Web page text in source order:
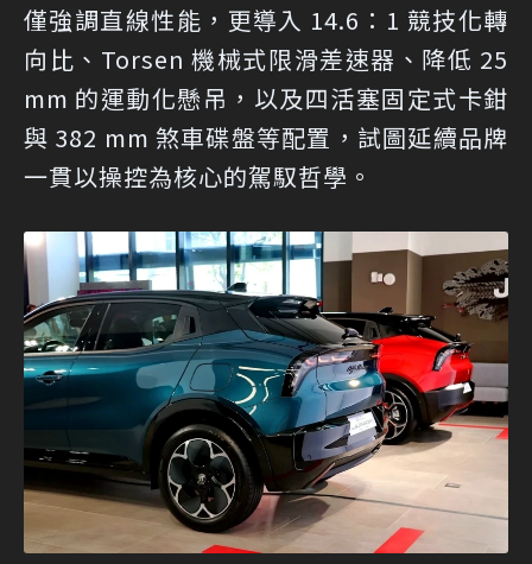
僅強調直線性能，更導入 14.6：1 競技化轉
向比、Torsen 機械式限滑差速器、降低 25
mm 的運動化懸吊，以及四活塞固定式卡鉗
與 382 mm 煞車碟盤等配置，試圖延續品牌
一貫以操控為核心的駕馭哲學。